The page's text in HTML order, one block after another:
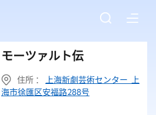
モーツァルト伝
住所 ：
上海新劇芸術センター 上
海市徐匯区安福路288号